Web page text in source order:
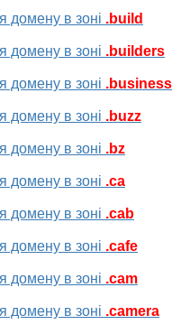
домену в зоні .build
домену в зоні .builders
домену в зоні .business
домену в зоні .buzz
домену в зоні .bz
домену в зоні .ca
домену в зоні .cab
домену в зоні .cafe
домену в зоні .cam
домену в зоні .camera